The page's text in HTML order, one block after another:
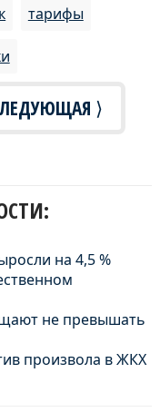
тарифы
⟩
на 4,5 %
не превышать
произвола в ЖКХ